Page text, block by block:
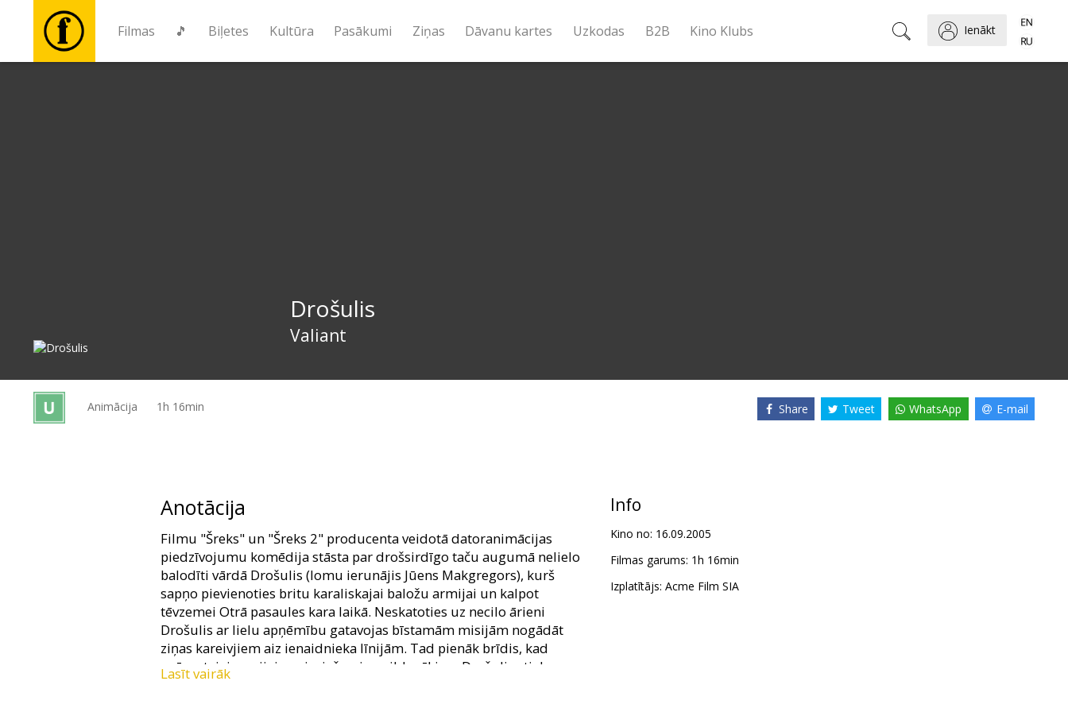
Filmas 🎵 Biļetes Kultūra Pasākumi Ziņas Dāvanu kartes Uzkodas B2B Kino Klubs Ienākt
kartes
Drošulis
Valiant
Animācija 1h 16min Share Tweet WhatsApp E-mail
Anotācija
Filmu "Šreks" un "Šreks 2" producenta veidotā datoranimācijas
piedzīvojumu komēdija stāsta par drošsirdīgo taču augumā nelielo
balodīti vārdā Drošulis (lomu ierunājis Jūens Makgregors), kurš
sapņo pievienoties britu karaliskajai baložu armijai un kalpot
tēvzemei Otrā pasaules kara laikā. Neskatoties uz necilo ārieni
Drošulis ar lielu apņēmību gatavojas bīstamām misijām nogādāt
ziņas kareivjiem aiz ienaidnieka līnijām. Tad pienāk brīdis, kad
spārnotajai armijai nepieciešami papildspēki un Drošulim tiek
uzticēts lielais uzdevums. Drošulis ar saviem spārnotajiem biedriem
Lasīt vairāk
Info
Kino no: 16.09.2005
Filmas garums: 1h 16min
Izplatītājs: Acme Film SIA